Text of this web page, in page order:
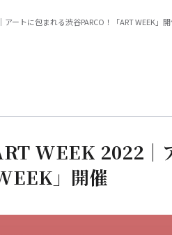
アートに包まれる渋谷PARCO！「ART WEEK」
WEEK 2022｜
」開催